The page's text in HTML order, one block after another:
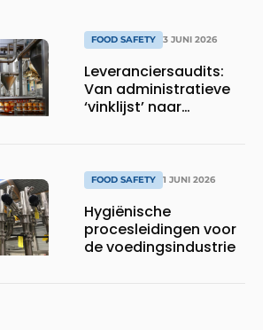
FOOD SAFETY 3 JUNI 2026
Leveranciersaudits:
Van administratieve
‘vinklijst’ naar
FOOD SAFETY 1 JUNI 2026
Hygiënische
procesleidingen voor
de voedingsindustrie